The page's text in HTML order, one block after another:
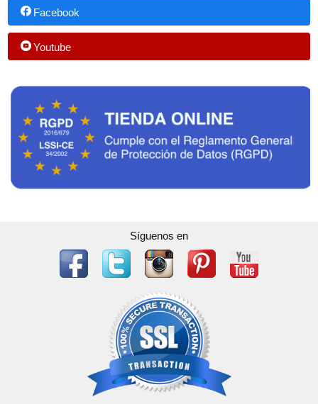
Facebook
Youtube
Síguenos en